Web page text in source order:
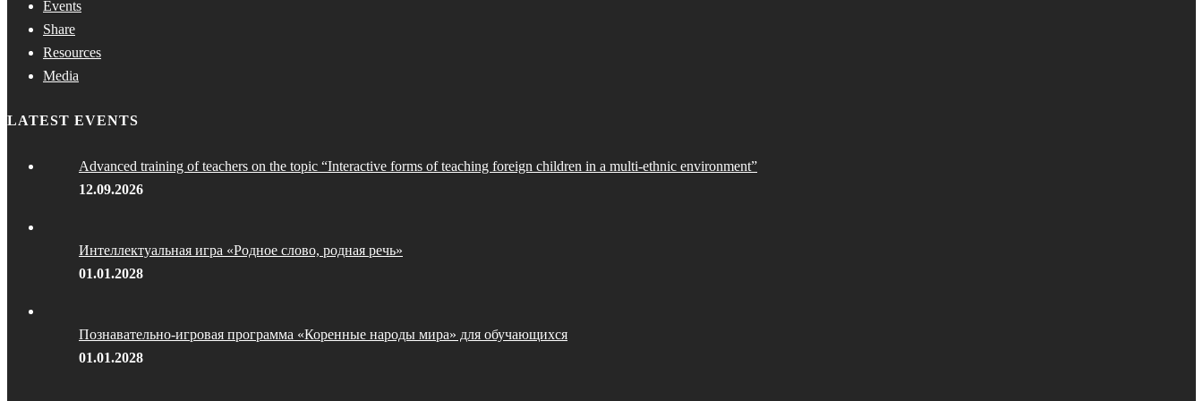
Events
Share
Resources
Media
LATEST EVENTS
Advanced training of teachers on the topic “Interactive forms of teaching foreign children in a multi-ethnic environment”
12.09.2026
Интеллектуальная игра «Родное слово, родная речь»
01.01.2028
Познавательно-игровая программа «Коренные народы мира» для обучающихся
01.01.2028